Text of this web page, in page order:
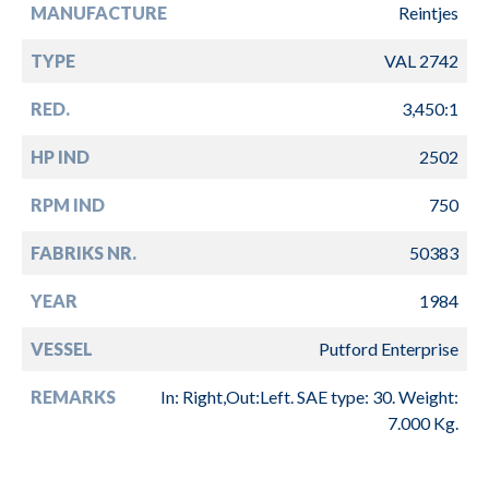
MANUFACTURE Reintjes
TYPE VAL 2742
RED. 3,450:1
HP IND 2502
RPM IND 750
FABRIKS NR. 50383
YEAR 1984
VESSEL Putford Enterprise
REMARKS
In: Right,Out:Left. SAE type: 30. Weight:
7.000 Kg.